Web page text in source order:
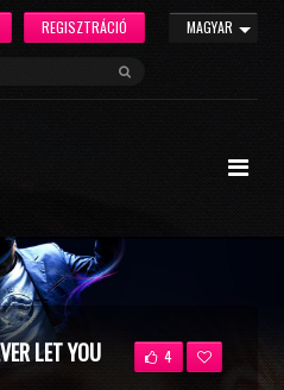
MAGYAR
REGISZTRÁCIÓ
LET YOU 4